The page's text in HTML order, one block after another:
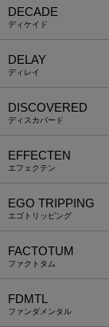
DECADE
ディケイド
DELAY
ディレイ
DISCOVERED
ディスカバード
EFFECTEN
エフェクテン
EGO TRIPPING
エゴトリッピング
FACTOTUM
ファクトタム
FDMTL
ファンダメンタル